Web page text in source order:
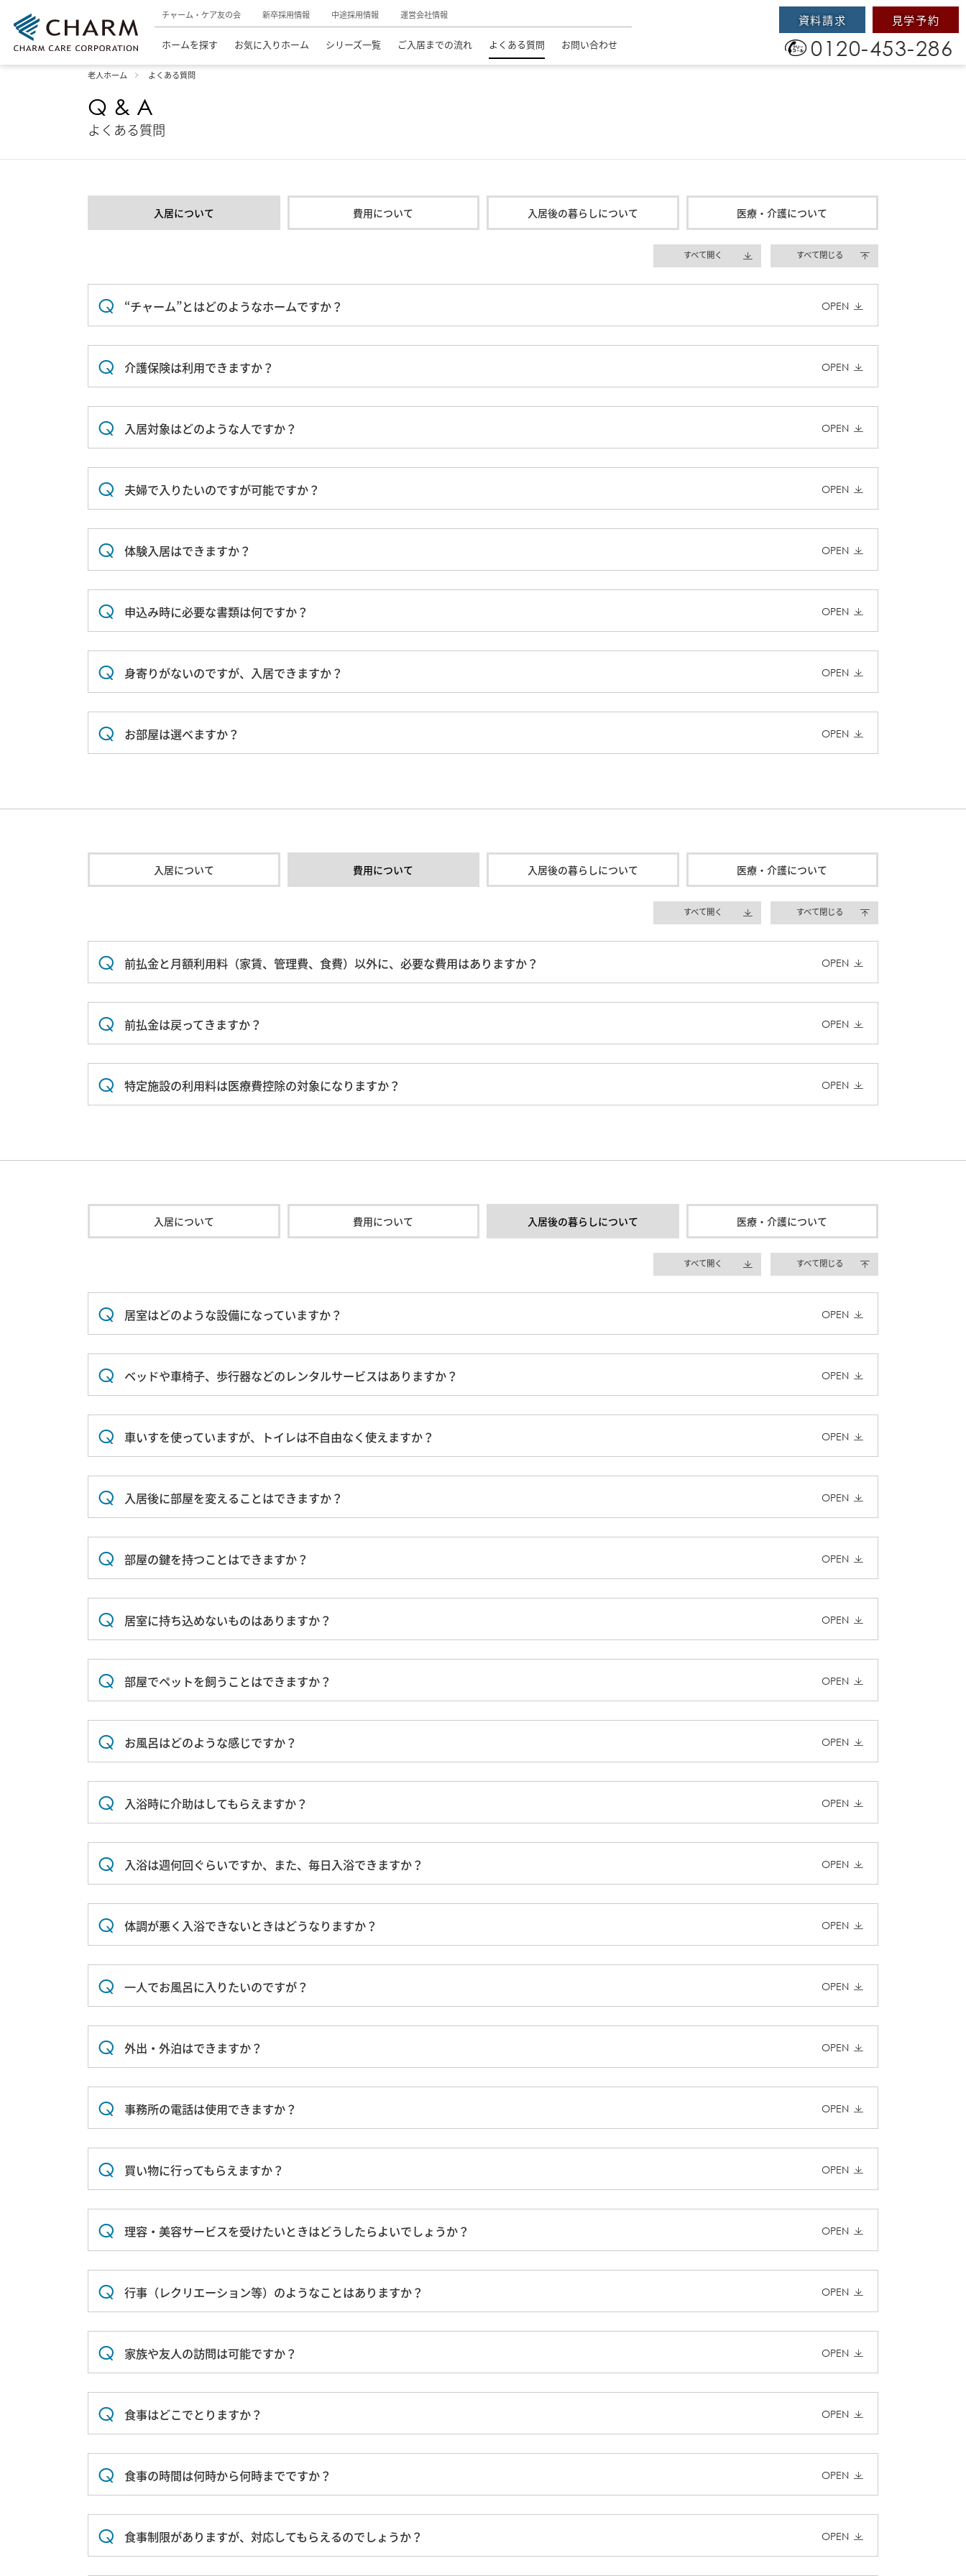
チャーム・ケア友の会 新卒採用情報 中途採用情報 運営会社情報
ホームを探す お気に入りホーム シリーズ一覧 ご入居までの流れ よくある質問 お問い合わせ
資料請求 見学予約
0120-453-286
老人ホーム よくある質問
Q & A
よくある質問
入居について 費用について 入居後の暮らしについて 医療・介護について
すべて開く すべて閉じる
“チャーム”とはどのようなホームですか？ OPEN
介護保険は利用できますか？ OPEN
入居対象はどのような人ですか？ OPEN
夫婦で入りたいのですが可能ですか？ OPEN
体験入居はできますか？ OPEN
申込み時に必要な書類は何ですか？ OPEN
身寄りがないのですが、入居できますか？ OPEN
お部屋は選べますか？ OPEN
入居について 費用について 入居後の暮らしについて 医療・介護について
すべて開く すべて閉じる
前払金と月額利用料（家賃、管理費、食費）以外に、必要な費用はありますか？ OPEN
前払金は戻ってきますか？ OPEN
特定施設の利用料は医療費控除の対象になりますか？ OPEN
入居について 費用について 入居後の暮らしについて 医療・介護について
すべて開く すべて閉じる
居室はどのような設備になっていますか？ OPEN
ベッドや車椅子、歩行器などのレンタルサービスはありますか？ OPEN
車いすを使っていますが、トイレは不自由なく使えますか？ OPEN
入居後に部屋を変えることはできますか？ OPEN
部屋の鍵を持つことはできますか？ OPEN
居室に持ち込めないものはありますか？ OPEN
部屋でペットを飼うことはできますか？ OPEN
お風呂はどのような感じですか？ OPEN
入浴時に介助はしてもらえますか？ OPEN
入浴は週何回ぐらいですか、また、毎日入浴できますか？ OPEN
体調が悪く入浴できないときはどうなりますか？ OPEN
一人でお風呂に入りたいのですが？ OPEN
外出・外泊はできますか？ OPEN
事務所の電話は使用できますか？ OPEN
買い物に行ってもらえますか？ OPEN
理容・美容サービスを受けたいときはどうしたらよいでしょうか？ OPEN
行事（レクリエーション等）のようなことはありますか？ OPEN
家族や友人の訪問は可能ですか？ OPEN
食事はどこでとりますか？ OPEN
食事の時間は何時から何時までですか？ OPEN
食事制限がありますが、対応してもらえるのでしょうか？ OPEN